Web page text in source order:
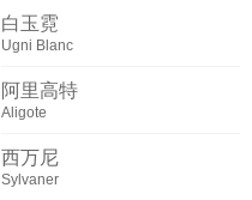
白玉霓
Ugni Blanc
阿里高特
Aligote
西万尼
Sylvaner